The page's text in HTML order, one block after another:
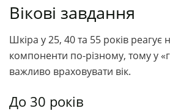
Вікові завдання
Шкіра у 25, 40 та 55 років реагує
компоненти по-різному, тому у
важливо враховувати вік.
До 30 років